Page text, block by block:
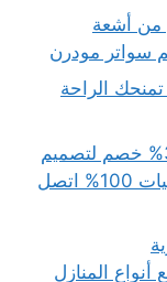
من أشعة
الراحة
مقاول هناجرومستودعات بالرياض بـ33% خصم لتصميم
وتركيب هناجرومستودعات بأحدث التقنيات 100% اتصل
المنازل